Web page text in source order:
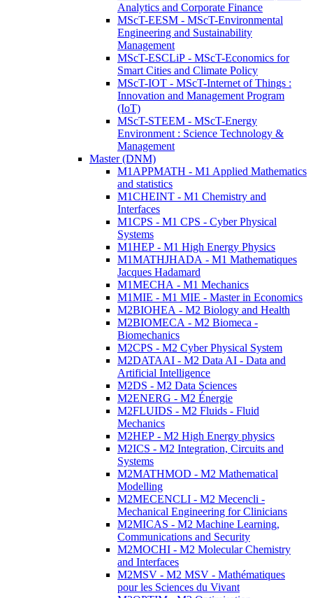
Analytics and Corporate Finance
MScT-EESM - MScT-Environmental
Engineering and Sustainability
Management
MScT-ESCLiP - MScT-Economics for
Smart Cities and Climate Policy
MScT-IOT - MScT-Internet of Things :
Innovation and Management Program
(IoT)
MScT-STEEM - MScT-Energy
Environment : Science Technology &
Management
Master (DNM)
M1APPMATH - M1 Applied Mathematics
and statistics
M1CHEINT - M1 Chemistry and
Interfaces
M1CPS - M1 CPS - Cyber Physical
Systems
M1HEP - M1 High Energy Physics
M1MATHJHADA - M1 Mathematiques
Jacques Hadamard
M1MECHA - M1 Mechanics
M1MIE - M1 MIE - Master in Economics
M2BIOHEA - M2 Biology and Health
M2BIOMECA - M2 Biomeca -
Biomechanics
M2CPS - M2 Cyber Physical System
M2DATAAI - M2 Data AI - Data and
Artificial Intelligence
M2DS - M2 Data Sciences
M2ENERG - M2 Énergie
M2FLUIDS - M2 Fluids - Fluid
Mechanics
M2HEP - M2 High Energy physics
M2ICS - M2 Integration, Circuits and
Systems
M2MATHMOD - M2 Mathematical
Modelling
M2MECENCLI - M2 Mecencli -
Mechanical Engineering for Clinicians
M2MICAS - M2 Machine Learning,
Communications and Security
M2MOCHI - M2 Molecular Chemistry
and Interfaces
M2MSV - M2 MSV - Mathématiques
pour les Sciences du Vivant